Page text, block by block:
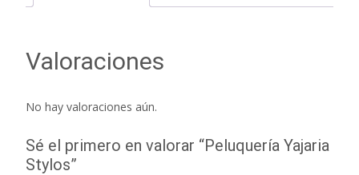
Valoraciones
No hay valoraciones aún.
Sé el primero en valorar “Peluquería Yajaria
Stylos”